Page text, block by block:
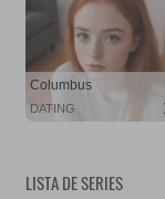
LISTA DE SERIES